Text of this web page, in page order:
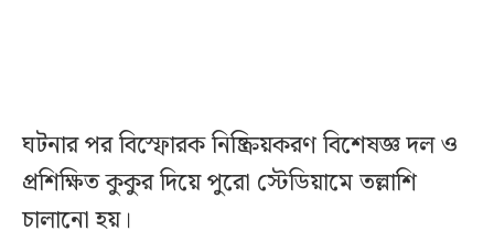
ঘটনার পর বিস্ফোরক নিষ্ক্রিয়করণ বিশেষজ্ঞ দল ও
প্রশিক্ষিত কুকুর দিয়ে পুরো স্টেডিয়ামে তল্লাশি
চালানো হয়।